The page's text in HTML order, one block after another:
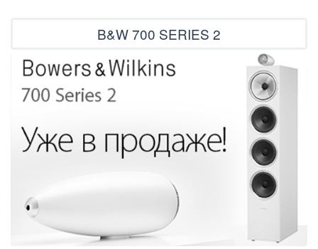
B&W 700 SERIES 2